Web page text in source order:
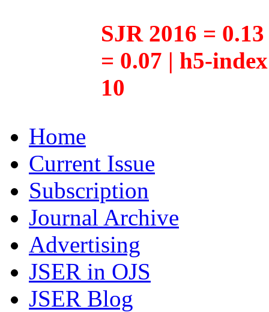
SJR 2016 =
= 0.07 | h5-
10
Home
Current Issue
Subscription
Journal Archive
Advertising
JSER in OJS
JSER Blog